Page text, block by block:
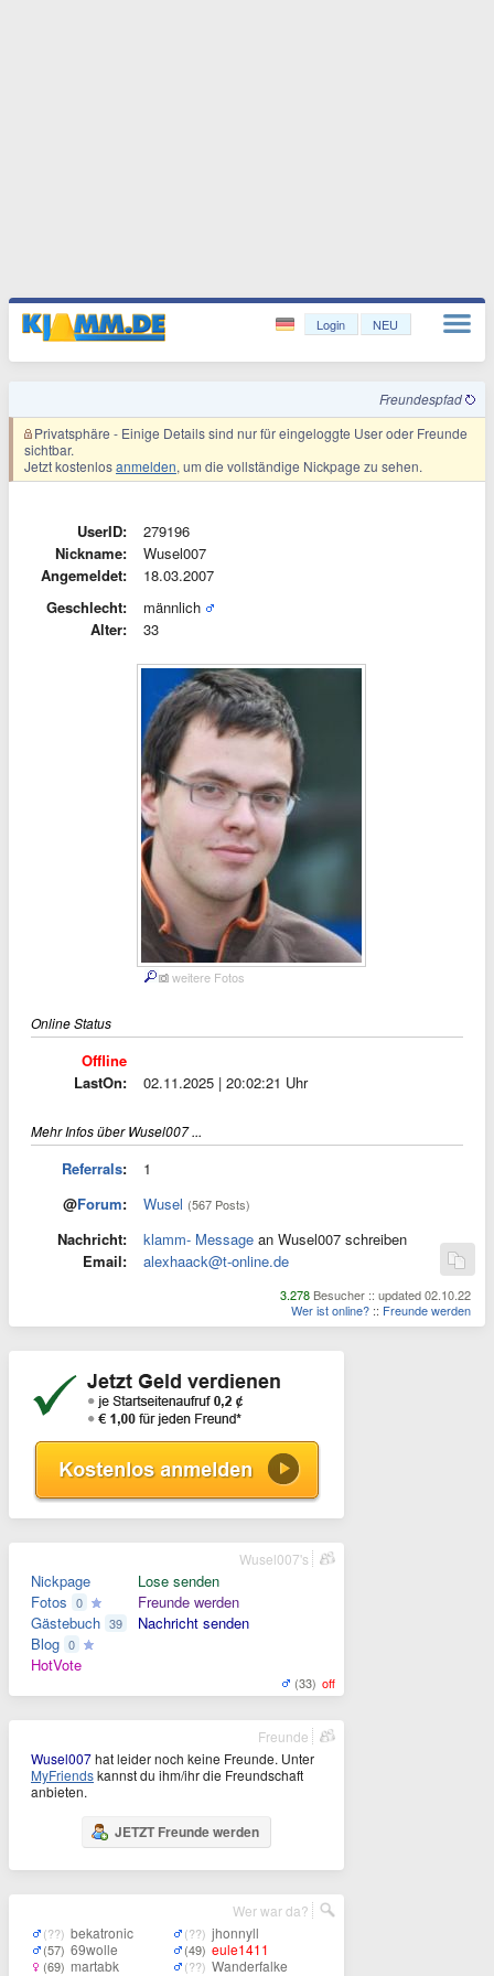
Login NEU
Freundespfad
Privatsphäre - Einige Details sind nur für eingeloggte User oder Freunde
sichtbar.
Jetzt kostenlosanmelden, um die vollständige Nickpage zu sehen.
UserID:
279196
Nickname:
Wusel007
Angemeldet:
18.03.2007
Geschlecht:
männlich
Alter:
33
weitere Fotos
Online Status
Offline
LastOn:
02.11.2025 | 20:02:21 Uhr
Mehr Infos über Wusel007 ...
Referrals:
1
@Forum: Wusel (567 Posts)
Nachricht: klamm- Message an Wusel007 schreiben
Email:
alexhaack@t-online.de
3.278 Besucher :: updated 02.10.22
Wer ist online? :: Freunde werden
Nickpage
Fotos 0
Gästebuch 39
Blog 0
HotVote
Lose senden
Freunde werden
Nachricht senden
(33) off
Wusel007's
Wusel007hat leider noch keine Freunde. Unter
MyFriendskannst du ihm/ihr die Freundschaft
anbieten.
JETZT Freunde werden
Freunde
(??) bekatronic
(57) 69wolle
(69) martabk
(??) jhonnyll
(49) eule1411
(??) Wanderfalke
Wer war da?